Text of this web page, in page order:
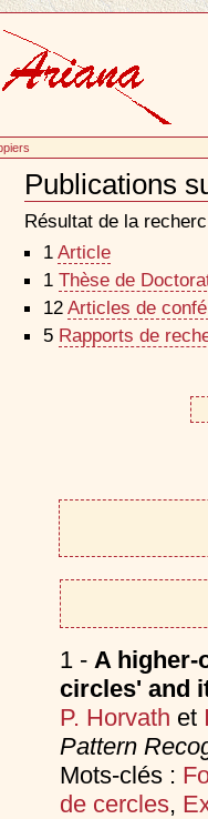
Publications
Document
Actions
Résultat de la
1 Article
1 Thèse de
12 Articles de
5 Rapports de
1 - A higher-
circles' and
P. Horvath et
Pattern
Mots-clés :
de cercles,